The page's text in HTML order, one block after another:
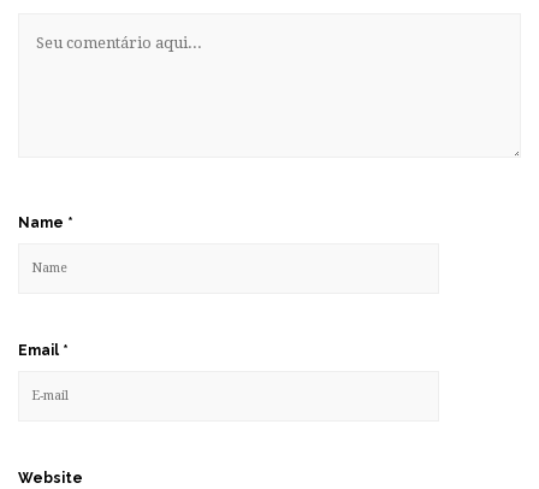
Name *
Email *
Website